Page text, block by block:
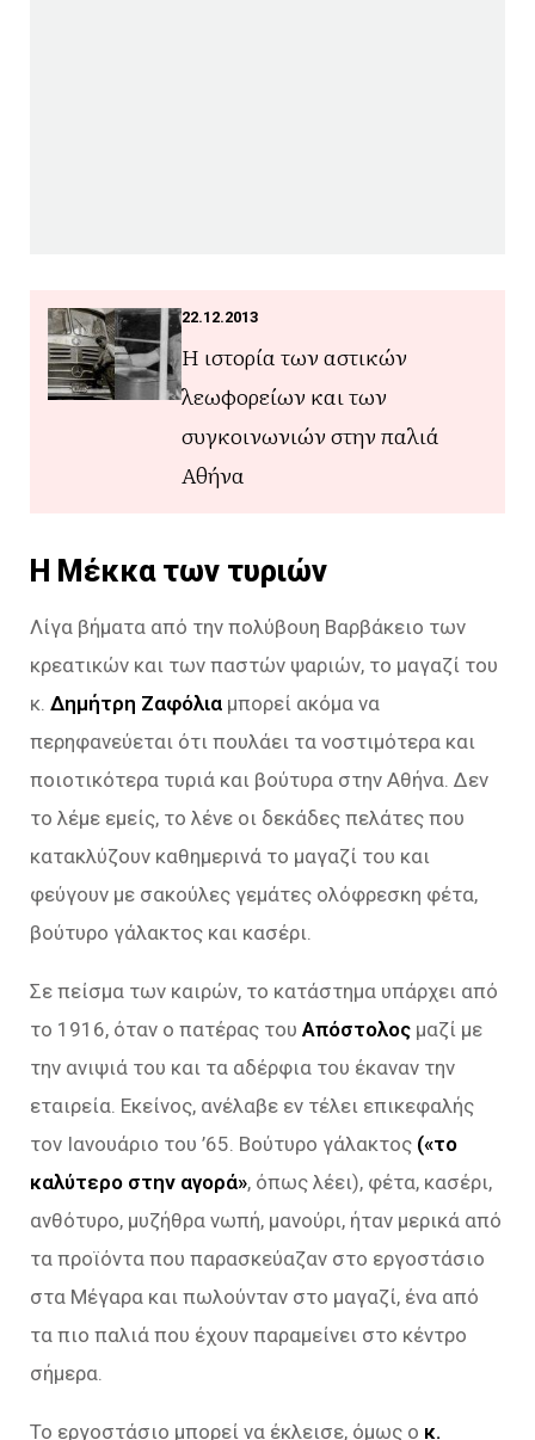
22.12.2013
Η ιστορία των αστικών
λεωφορείων και των
συγκοινωνιών στην παλιά
Αθήνα
Η Μέκκα των τυριών
Λίγα βήματα από την πολύβουη Βαρβάκειο των
κρεατικών και των παστών ψαριών, το μαγαζί του
κ. Δημήτρη Ζαφόλια μπορεί ακόμα να
περηφανεύεται ότι πουλάει τα νοστιμότερα και
ποιοτικότερα τυριά και βούτυρα στην Αθήνα. Δεν
το λέμε εμείς, το λένε οι δεκάδες πελάτες που
κατακλύζουν καθημερινά το μαγαζί του και
φεύγουν με σακούλες γεμάτες ολόφρεσκη φέτα,
βούτυρο γάλακτος και κασέρι.
Σε πείσμα των καιρών, το κατάστημα υπάρχει από
το 1916, όταν ο πατέρας του Απόστολος μαζί με
την ανιψιά του και τα αδέρφια του έκαναν την
εταιρεία. Εκείνος, ανέλαβε εν τέλει επικεφαλής
τον Ιανουάριο του ’65. Βούτυρο γάλακτος («το
καλύτερο στην αγορά», όπως λέει), φέτα, κασέρι,
ανθότυρο, μυζήθρα νωπή, μανούρι, ήταν μερικά από
τα προϊόντα που παρασκεύαζαν στο εργοστάσιο
στα Μέγαρα και πωλούνταν στο μαγαζί, ένα από
τα πιο παλιά που έχουν παραμείνει στο κέντρο
σήμερα.
Το εργοστάσιο μπορεί να έκλεισε, όμως ο κ.